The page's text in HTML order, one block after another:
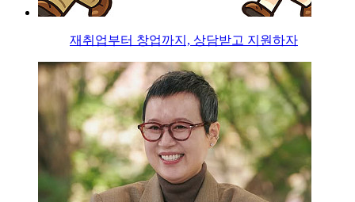
재취업부터 창업까지, 상담받고 지원하자